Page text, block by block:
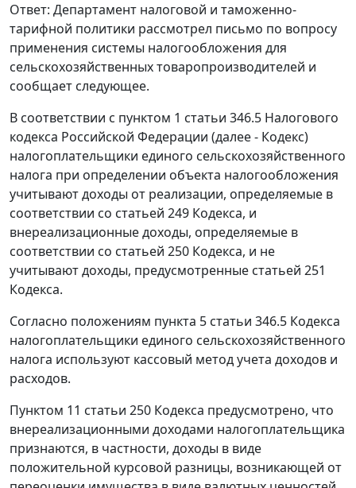
Ответ: Департамент налоговой и таможенно-
тарифной политики рассмотрел письмо по вопросу
применения системы налогообложения для
сельскохозяйственных товаропроизводителей и
сообщает следующее.
В соответствии с пунктом 1 статьи 346.5 Налогового
кодекса Российской Федерации (далее - Кодекс)
налогоплательщики единого сельскохозяйственного
налога при определении объекта налогообложения
учитывают доходы от реализации, определяемые в
соответствии со статьей 249 Кодекса, и
внереализационные доходы, определяемые в
соответствии со статьей 250 Кодекса, и не
учитывают доходы, предусмотренные статьей 251
Кодекса.
Согласно положениям пункта 5 статьи 346.5 Кодекса
налогоплательщики единого сельскохозяйственного
налога используют кассовый метод учета доходов и
расходов.
Пунктом 11 статьи 250 Кодекса предусмотрено, что
внереализационными доходами налогоплательщика
признаются, в частности, доходы в виде
положительной курсовой разницы, возникающей от